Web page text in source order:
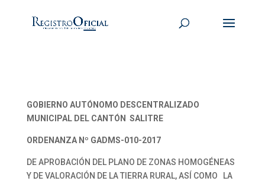
GOBIERNO AUTÓNOMO DESCENTRALIZADO
MUNICIPAL DEL CANTÓN SALITRE
ORDENANZA Nº GADMS-010-2017
DE APROBACIÓN DEL PLANO DE ZONAS HOMOGÉNEAS
Y DE VALORACIÓN DE LA TIERRA RURAL, ASÍ COMO LA